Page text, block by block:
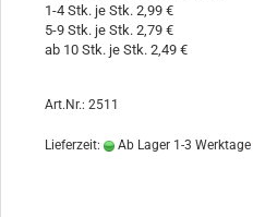
1-4 Stk. je Stk. 2,99 €
5-9 Stk. je Stk. 2,79 €
ab 10 Stk. je Stk. 2,49 €
Art.Nr.: 2511
Lieferzeit: Ab Lager 1-3 Werktage